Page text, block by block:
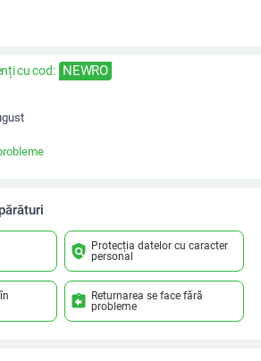
cu cod: NEWRO
policy Protecția datelor cu caracter
personal
assignment_return Returnarea se face fără
probleme